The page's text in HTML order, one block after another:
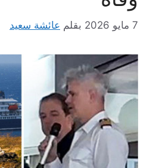
7 مايو 2026 بقلم عائشة سعيد